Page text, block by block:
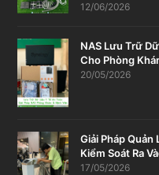
12/06/2026
NAS Lưu Trữ
Cho Phòng
20/05/2026
Giải Pháp Quản
Kiểm Soát Ra
17/05/2026